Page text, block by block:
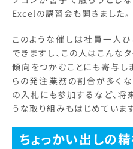
Excelの講習会も開きました。
このような催しは社員一人
できますし、この人はこんな
傾向をつかむことにも寄与し
らの発注業務の割合が多く
の入札にも参加するなど、
うな取り組みもはじめています
ちょっかい出しの